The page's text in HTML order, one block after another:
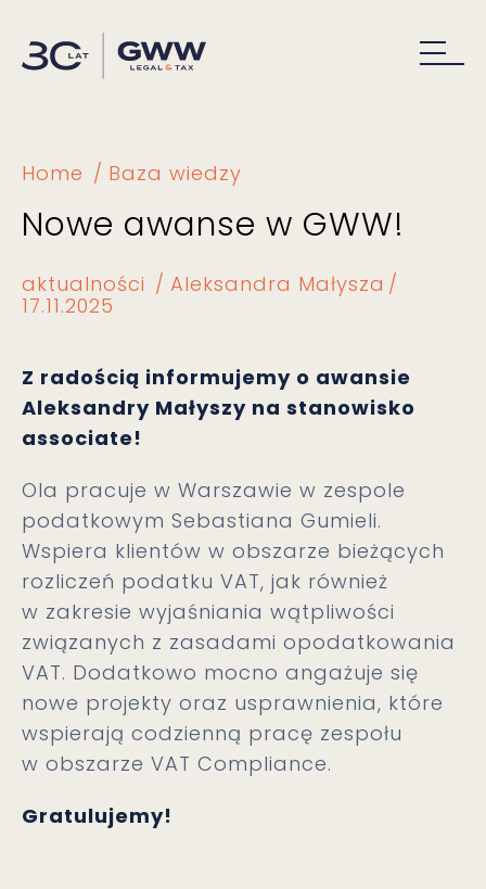
Home Baza wiedzy
Nowe awanse w GWW!
aktualności
Aleksandra Małysza
17.11.2025
Z radością informujemy o awansie
Aleksandry Małyszy na stanowisko
associate!
Ola pracuje w Warszawie w zespole
podatkowym Sebastiana Gumieli.
Wspiera klientów w obszarze bieżących
rozliczeń podatku VAT, jak również
w zakresie wyjaśniania wątpliwości
związanych z zasadami opodatkowania
VAT. Dodatkowo mocno angażuje się
nowe projekty oraz usprawnienia, które
wspierają codzienną pracę zespołu
w obszarze VAT Compliance.
Gratulujemy!